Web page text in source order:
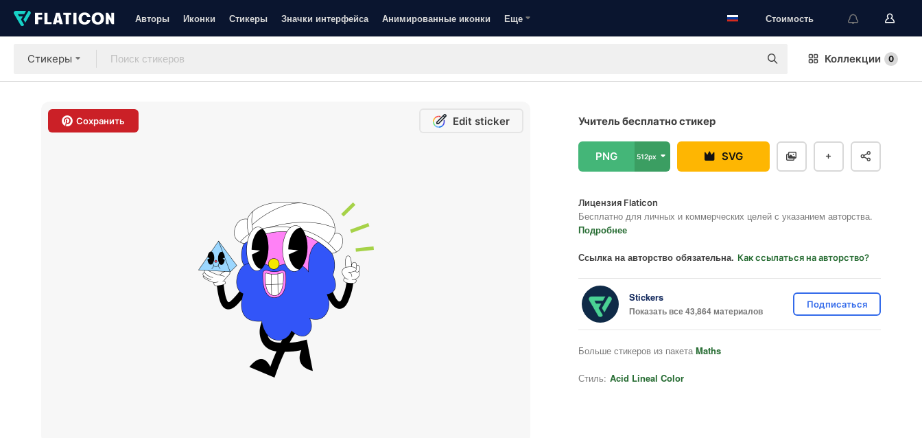
Авторы Иконки Стикеры Значки интерфейса Анимированные иконки Еще Стоимость
Стикеры Коллекции 0
Сохранить Edit sticker Учитель бесплатно стикер
PNG 512px SVG
Лицензия Flaticon
Бесплатно для личных и коммерческих целей с указанием авторства.
Подробнее
Ссылка на авторство обязательна. Как ссылаться на авторство?
Stickers
Показать все 43,864 материалов
Подписаться
Больше стикеров из пакета Maths
Стиль: Acid Lineal Color